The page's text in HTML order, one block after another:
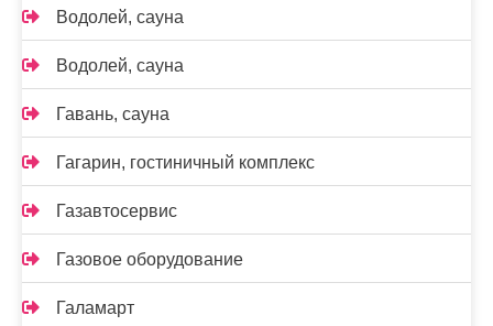
Водолей, сауна
Водолей, сауна
Гавань, сауна
Гагарин, гостиничный комплекс
Газавтосервис
Газовое оборудование
Галамарт